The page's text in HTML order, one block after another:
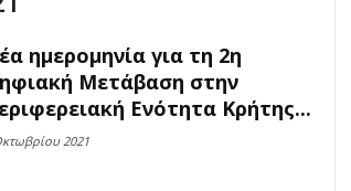
ημερομηνία για τη 2η
Μετάβαση στην
Ενότητα Κρήτης...
2021